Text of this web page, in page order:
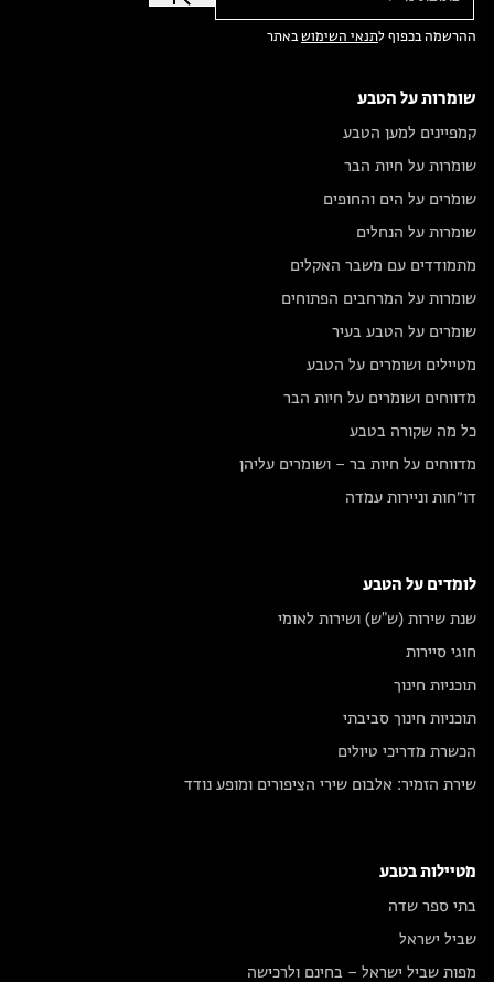
ההרשמה בכפוף לתנאי השימושבאתר
שומרות על הטבע
קמפיינים למען הטבע
שומרות על חיות הבר
שומרים על הים והחופים
שומרות על הנחלים
מתמודדים עם משבר האקלים
שומרות על המרחבים הפתוחים
שומרים על הטבע בעיר
מטיילים ושומרים על הטבע
מדווחים ושומרים על חיות הבר
כל מה שקורה בטבע
מדווחים על חיות בר – ושומרים עליהן
דו״חות וניירות עמדה
לומדים על הטבע
שנת שירות (ש"ש) ושירות לאומי
חוגי סיירות
תוכניות חינוך
תוכניות חינוך סביבתי
הכשרת מדריכי טיולים
שירת הזמיר: אלבום שירי הציפורים ומופע נודד
מטיילות בטבע
בתי ספר שדה
שביל ישראל
מפות שביל ישראל – בחינם ולרכישה